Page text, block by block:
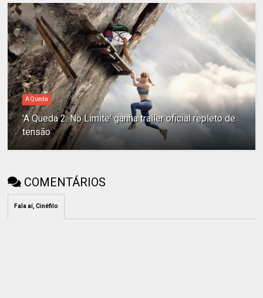
A Queda
'A Queda 2: No Limite' ganha trailer oficial repleto de
tensão
COMENTÁRIOS
Fala aí, Cinéfilo